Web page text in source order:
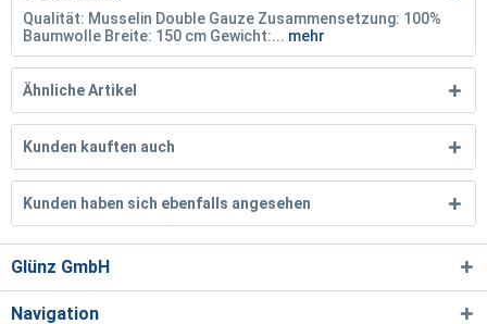
Qualität: Musselin Double Gauze Zusammensetzung: 100%
Baumwolle Breite: 150 cm Gewicht:... mehr
Ähnliche Artikel
Kunden kauften auch
Kunden haben sich ebenfalls angesehen
Glünz GmbH
Navigation